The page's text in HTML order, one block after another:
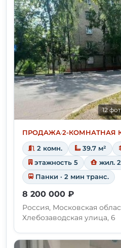
12
ПРОДАЖА·2-КОМНАТНАЯ
2 комн. 39.7 м²
этажность 5
жил.
Панки · 2 мин транс.
8 200 000 ₽
Россия, Московская
Хлебозаводская улица, 6